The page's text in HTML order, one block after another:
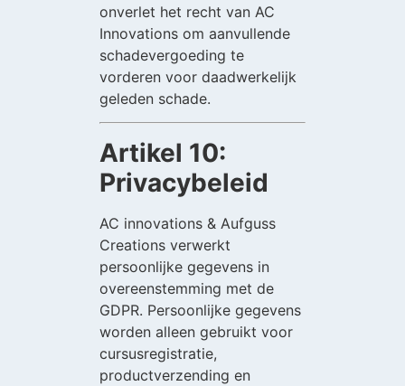
onverlet het recht van AC
Innovations om aanvullende
schadevergoeding te
vorderen voor daadwerkelijk
geleden schade.
Artikel 10:
Privacybeleid
AC innovations & Aufguss
Creations verwerkt
persoonlijke gegevens in
overeenstemming met de
GDPR. Persoonlijke gegevens
worden alleen gebruikt voor
cursusregistratie,
productverzending en